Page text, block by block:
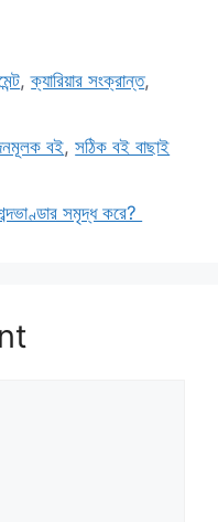
,ক্যারিয়ার সংক্রান্ত,
বই,সঠিক বই বাছাই
সমৃদ্ধ করে?